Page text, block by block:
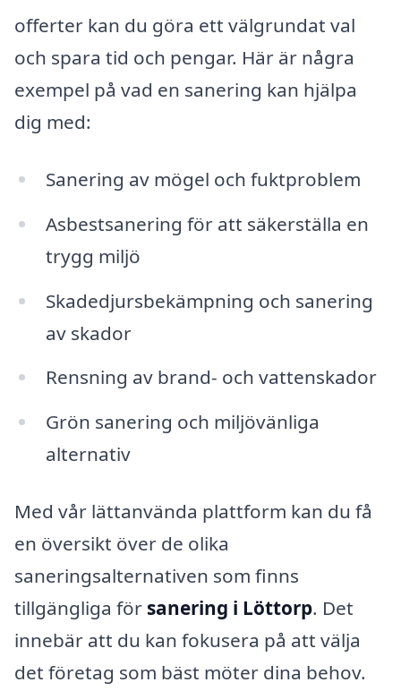
offerter kan du göra ett välgrundat val
och spara tid och pengar. Här är några
exempel på vad en sanering kan hjälpa
dig med:
Sanering av mögel och fuktproblem
Asbestsanering för att säkerställa en
trygg miljö
Skadedjursbekämpning och sanering
av skador
Rensning av brand- och vattenskador
Grön sanering och miljövänliga
alternativ
Med vår lättanvända plattform kan du få
en översikt över de olika
saneringsalternativen som finns
tillgängliga för sanering i Löttorp. Det
innebär att du kan fokusera på att välja
det företag som bäst möter dina behov.